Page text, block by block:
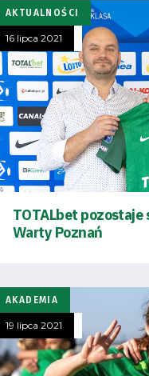
Tryb
oszczędności
energii
AKTUALNOŚCI
16 lipca 2021
TOTALbet
Warty Poznań
AKADEMIA
19 lipca 2021